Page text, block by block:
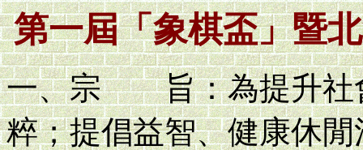
第一屆「象棋盃」暨
一、宗 旨：為提升社
粹；提倡益智、健康休閒